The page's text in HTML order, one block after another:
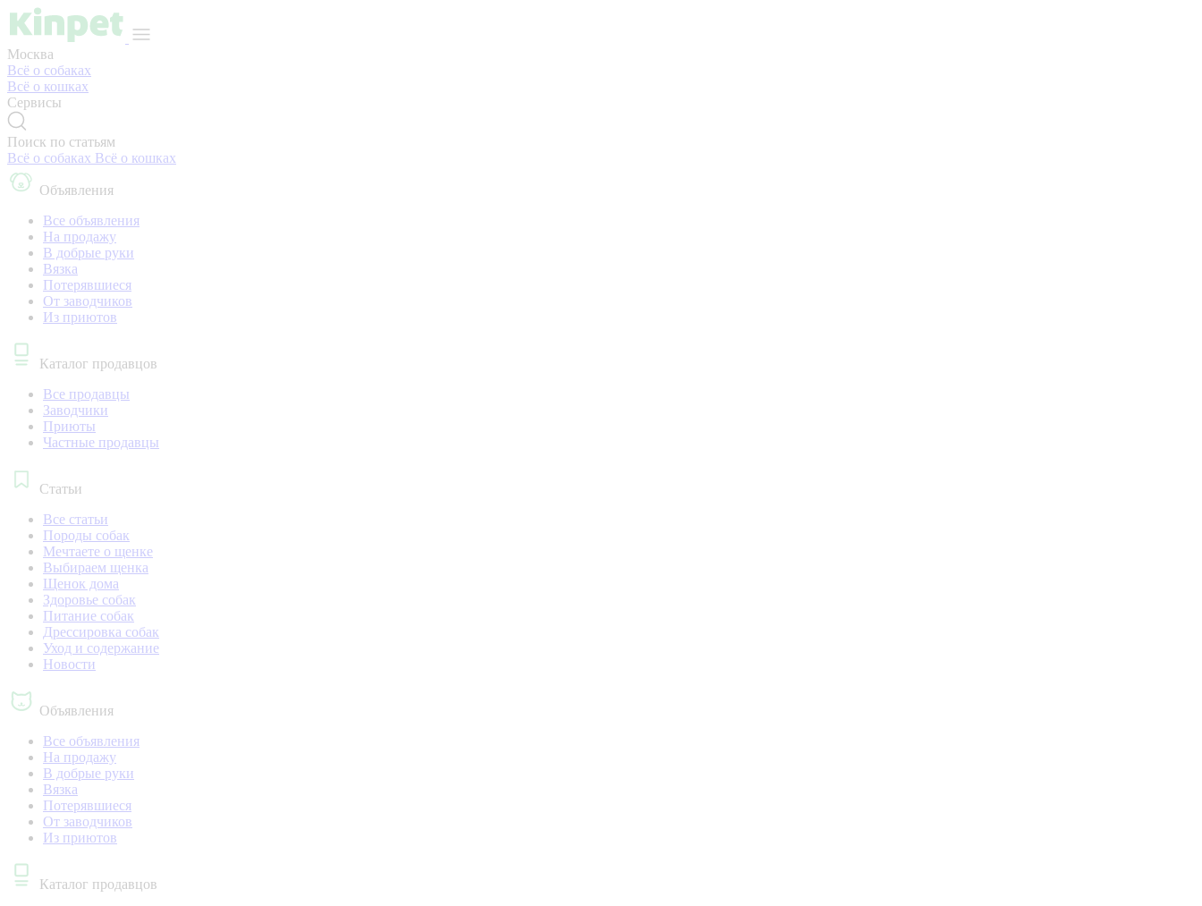
Москва
Всё о собаках
Всё о кошках
Сервисы
Поиск по статьям
Всё о собаках Всё о кошках
Объявления
Все объявления
На продажу
В добрые руки
Вязка
Потерявшиеся
От заводчиков
Из приютов
Каталог продавцов
Все продавцы
Заводчики
Приюты
Частные продавцы
Статьи
Все статьи
Породы собак
Мечтаете о щенке
Выбираем щенка
Щенок дома
Здоровье собак
Питание собак
Дрессировка собак
Уход и содержание
Новости
Объявления
Все объявления
На продажу
В добрые руки
Вязка
Потерявшиеся
От заводчиков
Из приютов
Каталог продавцов